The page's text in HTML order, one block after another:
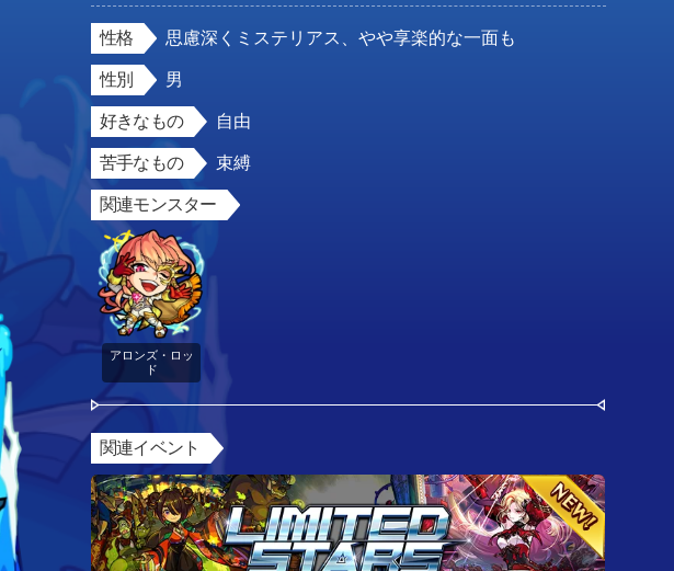
性格 思慮深くミステリアス、やや享楽的な一面も
性別 男
好きなもの 自由
苦手なもの 束縛
関連モンスター
アロンズ・ロッ
ド
関連イベント